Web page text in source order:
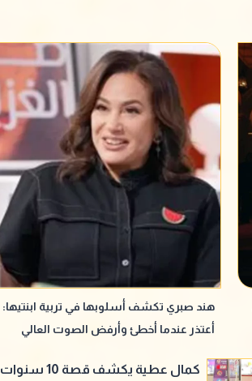
هند صبري تكشف أسلوبها في تربية ابنتيها:
أعتذر عندما أخطئ وأرفض الصوت العالي
كمال عطية يكشف قصة 10 سنوات